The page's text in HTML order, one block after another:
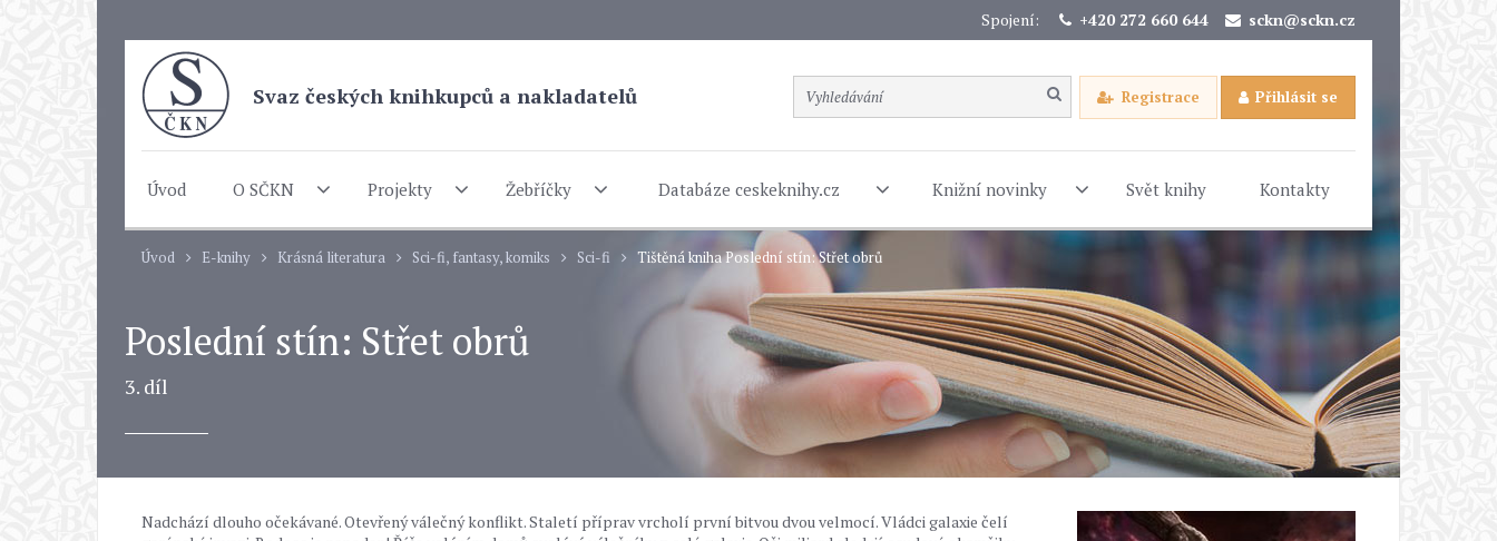
Spojení: +420 272 660 644 sckn@sckn.cz
Svaz českých knihkupců a nakladatelů Registrace Přihlásit se
Úvod O SČKN Projekty Žebříčky Databáze ceskeknihy.cz Knižní novinky Svět knihy Kontakty
Úvod E-knihy Krásná literatura Sci-fi, fantasy, komiks Sci-fi Tištěná kniha Poslední stín: Střet obrů
Poslední stín: Střet obrů
3. díl
Nadchází dlouho očekávané. Otevřený válečný konflikt. Staletí příprav vrcholí první bitvou dvou velmocí. Vládci galaxie čelí